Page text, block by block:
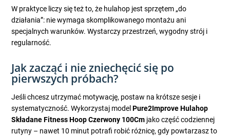
W praktyce liczy się też to, że hulahop jest sprzętem „do
działania”: nie wymaga skomplikowanego montażu ani
specjalnych warunków. Wystarczy przestrzeń, wygodny strój i
regularność.
Jak zacząć i nie zniechęcić się po
pierwszych próbach?
Jeśli chcesz utrzymać motywację, postaw na krótsze sesje i
systematyczność. Wykorzystaj modelPure2Improve Hulahop
Składane Fitness Hoop Czerwony 100Cm jako część codziennej
rutyny – nawet 10 minut potrafi robić różnicę, gdy powtarzasz to